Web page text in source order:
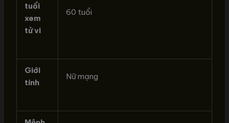
tuổi
xem
tử vi
60 tuổi
Giới
tính
Nữ mạng